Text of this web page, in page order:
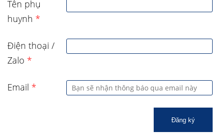
Tên phụ
huynh *
Điện thoại /
Zalo *
Email *
Đăng ký